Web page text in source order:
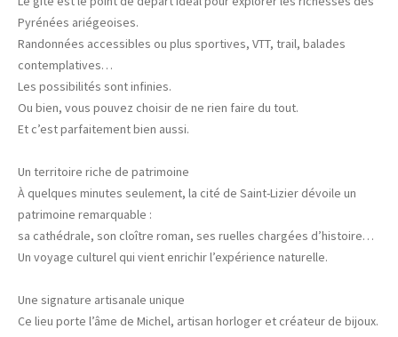
Pyrénées ariégeoises.
Randonnées accessibles ou plus sportives, VTT, trail, balades
contemplatives…
Les possibilités sont infinies.
Ou bien, vous pouvez choisir de ne rien faire du tout.
Et c’est parfaitement bien aussi.
Un territoire riche de patrimoine
À quelques minutes seulement, la cité de Saint-Lizier dévoile un
patrimoine remarquable :
sa cathédrale, son cloître roman, ses ruelles chargées d’histoire…
Un voyage culturel qui vient enrichir l’expérience naturelle.
Une signature artisanale unique
Ce lieu porte l’âme de Michel, artisan horloger et créateur de bijoux.